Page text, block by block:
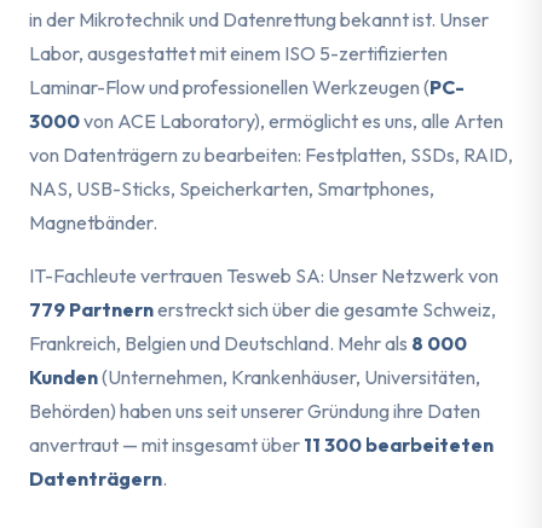
in der Mikrotechnik und Datenrettung bekannt ist. Unser
Labor, ausgestattet mit einem ISO 5-zertifizierten
Laminar-Flow und professionellen Werkzeugen (PC-
3000von ACE Laboratory), ermöglicht es uns, alle Arten
von Datenträgern zu bearbeiten: Festplatten, SSDs, RAID,
NAS, USB-Sticks, Speicherkarten, Smartphones,
Magnetbänder.
IT-Fachleute vertrauen Tesweb SA: Unser Netzwerk von
779 Partnernerstreckt sich über die gesamte Schweiz,
Frankreich, Belgien und Deutschland. Mehr als 8 000
Kunden(Unternehmen, Krankenhäuser, Universitäten,
Behörden) haben uns seit unserer Gründung ihre Daten
anvertraut — mit insgesamt über 11 300 bearbeiteten
Datenträgern.